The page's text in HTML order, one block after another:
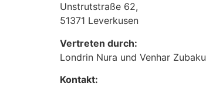
Unstrutstraße 62,
51371 Leverkusen
Vertreten durch:
Londrin Nura und Venhar Zubaku
Kontakt: